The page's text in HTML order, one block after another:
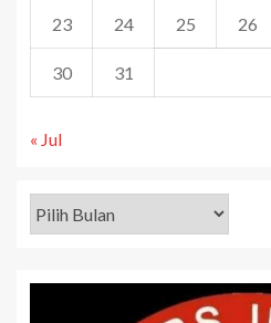
23 24 25 26
30 31
« Jul